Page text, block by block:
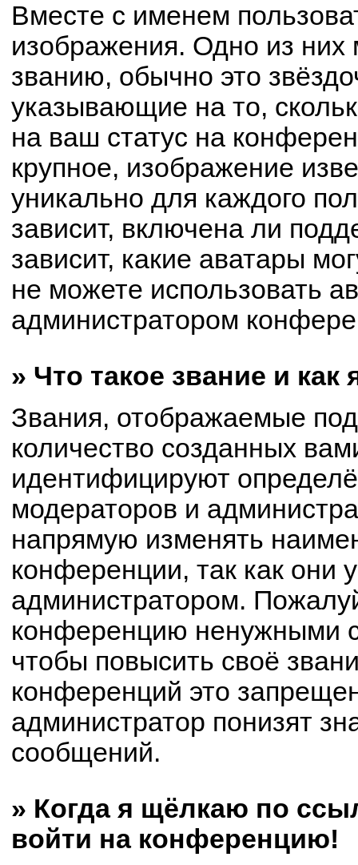
Вместе с именем
изображения. Одно из них
званию, обычно это
указывающие на то,
на ваш статус на
крупное, изображение
уникально для каждого
зависит, включена ли
зависит, какие аватары
не можете использовать
администратором
» Что такое звание и как
Звания, отображаемые
количество созданных
идентифицируют
модераторов и
напрямую изменять
конференции, так как они
администратором.
конференцию ненужными
чтобы повысить своё
конференций это
администратор понизят
сообщений.
» Когда я щёлкаю по
войти на конференцию!